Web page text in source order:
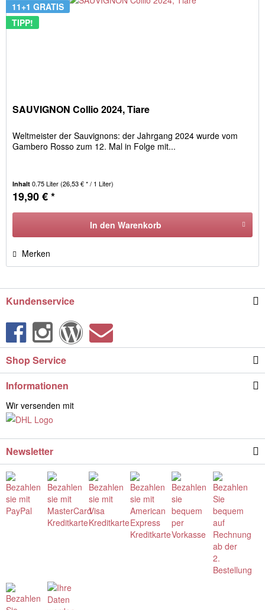
11+1 GRATIS
TIPP!
SAUVIGNON Collio 2024, Tiare
Weltmeister der Sauvignons: der Jahrgang 2024 wurde vom
Gambero Rosso zum 12. Mal in Folge mit...
Inhalt0.75 Liter(26,53 € * / 1 Liter)
19,90 € *
In den Warenkorb
Merken
Kundenservice
Shop Service
Informationen
Wir versenden mit
Newsletter